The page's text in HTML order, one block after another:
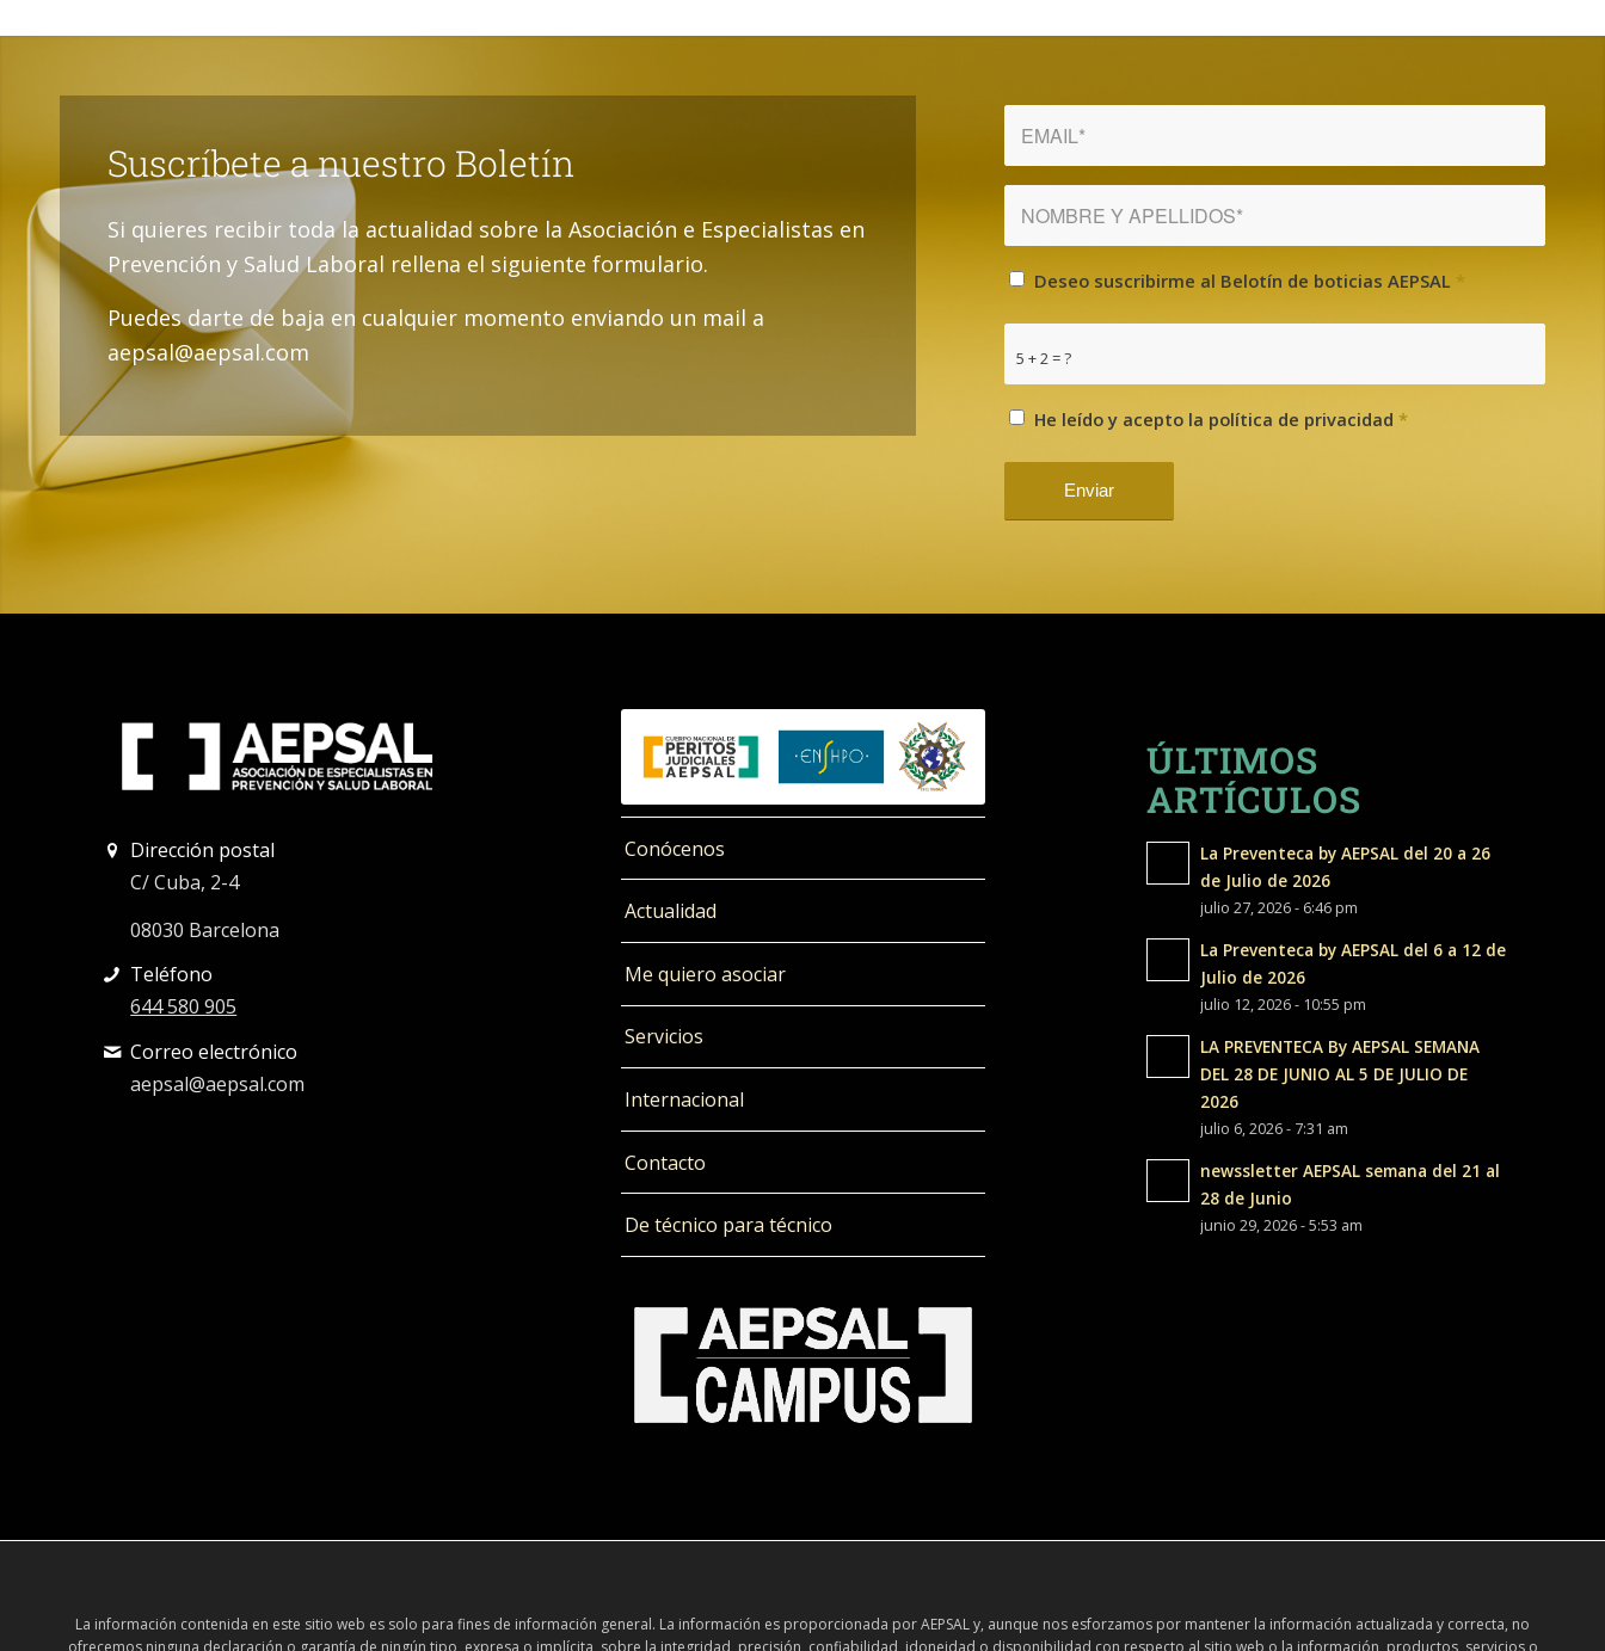
Suscríbete a nuestro Boletín
Si quieres recibir toda la actualidad sobre la Asociación e Especialistas en
Prevención y Salud Laboral rellena el siguiente formulario.
Puedes darte de baja en cualquier momento enviando un mail a
aepsal@aepsal.com
Deseo suscribirme al Belotín de boticias AEPSAL *
5 + 2 = ?
He leído y acepto la política de privacidad *
Dirección postal
C/ Cuba, 2-4
08030 Barcelona
Teléfono
644 580 905
Correo electrónico
aepsal@aepsal.com
Conócenos
Actualidad
Me quiero asociar
Servicios
Internacional
Contacto
De técnico para técnico
ÚLTIMOS
ARTÍCULOS
La Preventeca by AEPSAL del 20 a 26
de Julio de 2026
julio 27, 2026 - 6:46 pm
La Preventeca by AEPSAL del 6 a 12 de
Julio de 2026
julio 12, 2026 - 10:55 pm
LA PREVENTECA By AEPSAL SEMANA
DEL 28 DE JUNIO AL 5 DE JULIO DE
2026
julio 6, 2026 - 7:31 am
newssletter AEPSAL semana del 21 al
28 de Junio
junio 29, 2026 - 5:53 am
La información contenida en este sitio web es solo para fines de información general. La información es proporcionada por AEPSAL y, aunque nos esforzamos por mantener la información actualizada y correcta, no